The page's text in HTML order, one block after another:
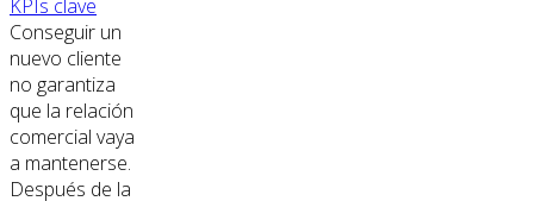
KPIs clave
Conseguir un
nuevo cliente
no garantiza
que la relación
comercial vaya
a mantenerse.
Después de la